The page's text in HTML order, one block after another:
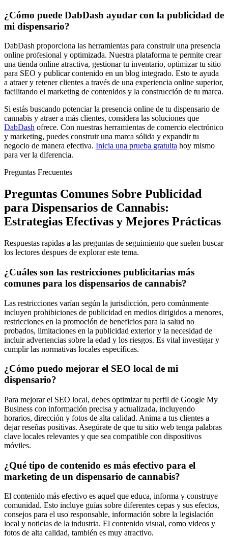
¿Cómo puede DabDash ayudar con la publicidad de
mi dispensario?
DabDash proporciona las herramientas para construir una presencia
online profesional y optimizada. Nuestra plataforma te permite crear
una tienda online atractiva, gestionar tu inventario, optimizar tu sitio
para SEO y publicar contenido en un blog integrado. Esto te ayuda
a atraer y retener clientes a través de una experiencia online superior,
facilitando el marketing de contenidos y la construcción de tu marca.
Si estás buscando potenciar la presencia online de tu dispensario de
cannabis y atraer a más clientes, considera las soluciones que
DabDash ofrece. Con nuestras herramientas de comercio electrónico
y marketing, puedes construir una marca sólida y expandir tu
negocio de manera efectiva. Inicia una prueba gratuita hoy mismo
para ver la diferencia.
Preguntas Frecuentes
Preguntas Comunes Sobre Publicidad
para Dispensarios de Cannabis:
Estrategias Efectivas y Mejores Prácticas
Respuestas rapidas a las preguntas de seguimiento que suelen buscar
los lectores despues de explorar este tema.
¿Cuáles son las restricciones publicitarias más
comunes para los dispensarios de cannabis?
Las restricciones varían según la jurisdicción, pero comúnmente
incluyen prohibiciones de publicidad en medios dirigidos a menores,
restricciones en la promoción de beneficios para la salud no
probados, limitaciones en la publicidad exterior y la necesidad de
incluir advertencias sobre la edad y los riesgos. Es vital investigar y
cumplir las normativas locales específicas.
¿Cómo puedo mejorar el SEO local de mi
dispensario?
Para mejorar el SEO local, debes optimizar tu perfil de Google My
Business con información precisa y actualizada, incluyendo
horarios, dirección y fotos de alta calidad. Anima a tus clientes a
dejar reseñas positivas. Asegúrate de que tu sitio web tenga palabras
clave locales relevantes y que sea compatible con dispositivos
móviles.
¿Qué tipo de contenido es más efectivo para el
marketing de un dispensario de cannabis?
El contenido más efectivo es aquel que educa, informa y construye
comunidad. Esto incluye guías sobre diferentes cepas y sus efectos,
consejos para el uso responsable, información sobre la legislación
local y noticias de la industria. El contenido visual, como videos y
fotos de alta calidad, también es muy atractivo.